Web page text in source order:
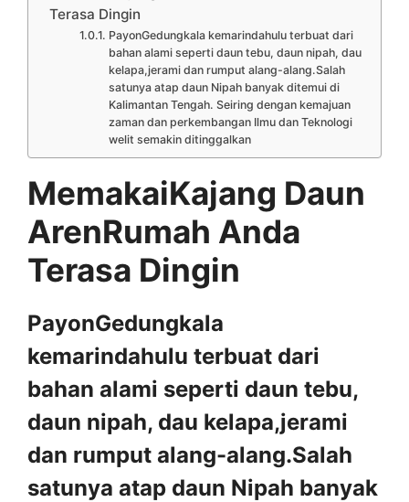
Terasa Dingin
PayonGedungkala kemarindahulu terbuat dari
bahan alami seperti daun tebu, daun nipah, dau
kelapa,jerami dan rumput alang-alang.Salah
satunya atap daun Nipah banyak ditemui di
Kalimantan Tengah. Seiring dengan kemajuan
zaman dan perkembangan Ilmu dan Teknologi
welit semakin ditinggalkan
MemakaiKajang Daun
ArenRumah Anda
Terasa Dingin
PayonGedungkala
kemarindahulu terbuat dari
bahan alami seperti daun tebu,
daun nipah, dau kelapa,jerami
dan rumput alang-alang.Salah
satunya atap daun Nipah banyak